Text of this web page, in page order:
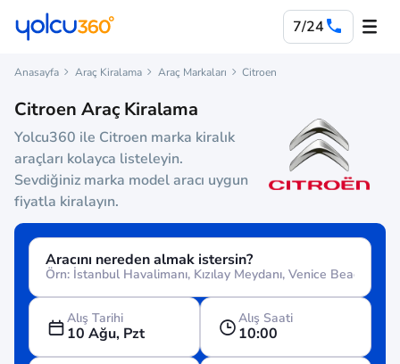
7/24
Anasayfa Araç Kiralama Araç Markaları Citroen
Citroen Araç Kiralama
Yolcu360 ile Citroen marka kiralık
araçları kolayca listeleyin.
Sevdiğiniz marka model aracı uygun
fiyatla kiralayın.
Aracını nereden almak istersin?
Alış Tarihi
10 Ağu, Pzt
Alış Saati
10:00